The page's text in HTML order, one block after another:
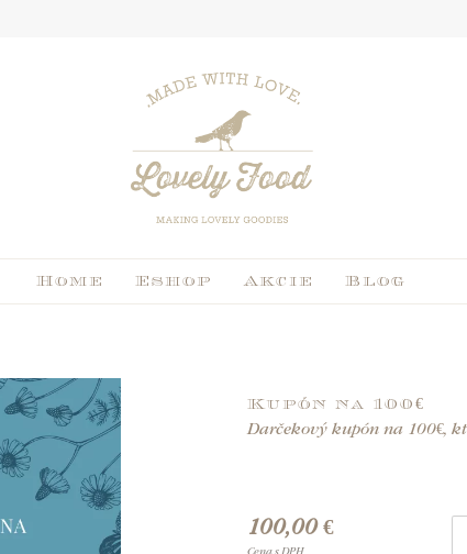
Home Eshop Akcie Blog
Kupón na 100€
Darčekový kupón na 100€,
100,00 €